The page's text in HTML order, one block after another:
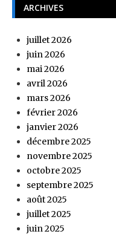
ARCHIVES
juillet 2026
juin 2026
mai 2026
avril 2026
mars 2026
février 2026
janvier 2026
décembre 2025
novembre 2025
octobre 2025
septembre 2025
août 2025
juillet 2025
juin 2025